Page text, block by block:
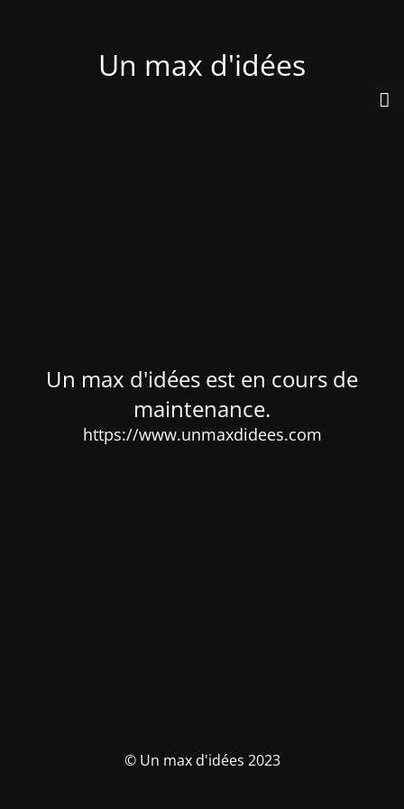
Un max d'idées
Un max d'idées est en cours de
maintenance.
https://www.unmaxdidees.com
© Un max d'idées 2023